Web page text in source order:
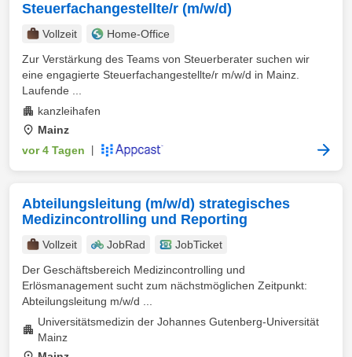
Steuerfachangestellte/r (m/w/d)
Vollzeit
Home-Office
Zur Verstärkung des Teams von Steuerberater suchen wir
eine engagierte Steuerfachangestellte/r m/w/d in Mainz.
Laufende ...
kanzleihafen
Mainz
vor 4 Tagen
Abteilungsleitung (m/w/d) strategisches
Medizincontrolling und Reporting
Vollzeit JobRad
JobTicket
Der Geschäftsbereich Medizincontrolling und
Erlösmanagement sucht zum nächstmöglichen Zeitpunkt:
Abteilungsleitung m/w/d ...
Universitätsmedizin der Johannes Gutenberg-Universität
Mainz